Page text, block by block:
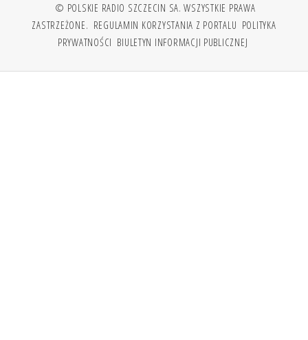
© POLSKIE RADIO SZCZECIN SA. WSZYSTKIE PRAWA
ZASTRZEŻONE. REGULAMIN KORZYSTANIA Z PORTALU POLITYKA
PRYWATNOŚCI BIULETYN INFORMACJI PUBLICZNEJ